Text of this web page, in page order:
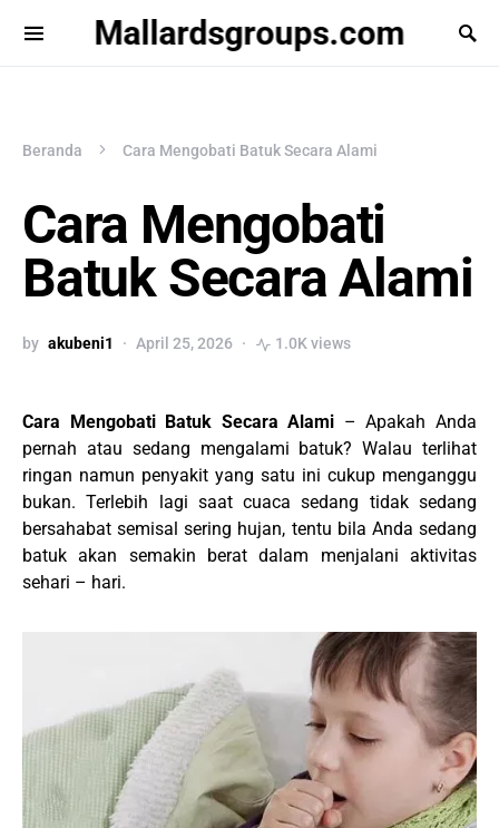
Mallardsgroups.com
Beranda Cara Mengobati Batuk Secara Alami
Cara Mengobati
Batuk Secara Alami
by akubeni1 April 25, 2026 1.0K views
Cara Mengobati Batuk Secara Alami – Apakah Anda
pernah atau sedang mengalami batuk? Walau terlihat
ringan namun penyakit yang satu ini cukup menganggu
bukan. Terlebih lagi saat cuaca sedang tidak sedang
bersahabat semisal sering hujan, tentu bila Anda sedang
batuk akan semakin berat dalam menjalani aktivitas
sehari – hari.